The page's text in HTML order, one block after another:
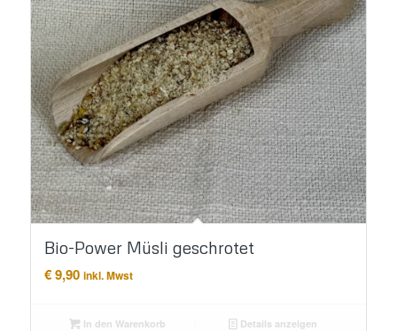
Bio-Power Müsli geschrotet
€9,90 inkl. Mwst
In den Warenkorb Details anzeigen